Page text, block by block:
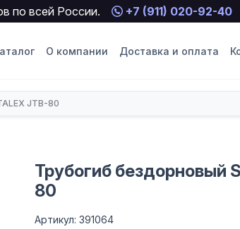
по всей России. +7 (911) 020-92-40
О компании Доставка и оплата
JTB-80
Трубогиб бездорновый
80
Артикул: 391064